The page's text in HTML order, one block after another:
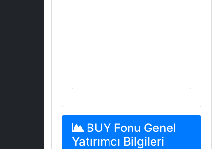
BUY Fonu Genel
Yatırımcı Bilgileri